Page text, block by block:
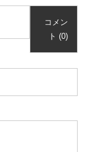
コメン
ト (0)